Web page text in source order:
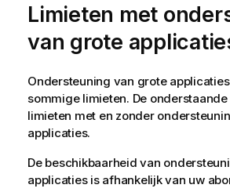
Limieten met
van grote
Ondersteuning van grote
sommige limieten. De
limieten met en zonder
applicaties.
De beschikbaarheid van
applicaties is afhankelijk van uw